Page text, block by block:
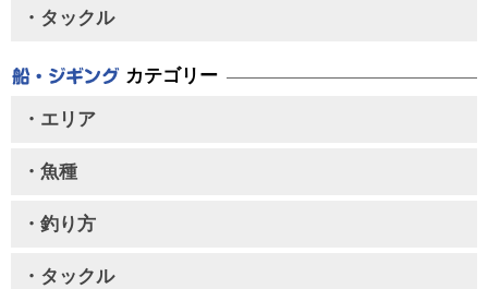
・タックル
カテゴリー
・エリア
・魚種
・釣り方
・タックル